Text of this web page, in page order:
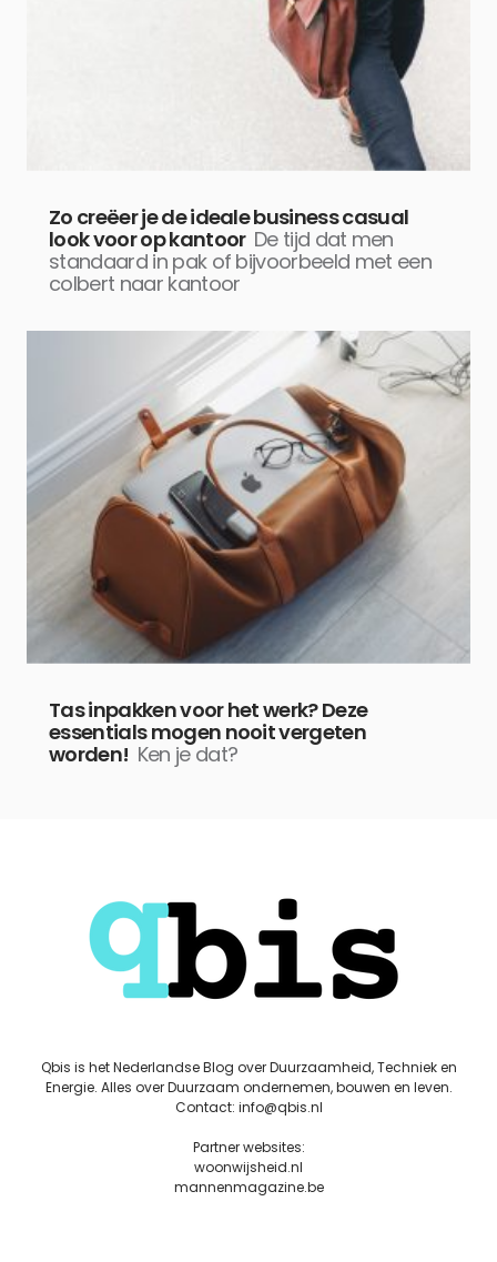
Zo creëer je de ideale business casual
look voor op kantoor De tijd dat men
standaard in pak of bijvoorbeeld met een
colbert naar kantoor
Tas inpakken voor het werk? Deze
essentials mogen nooit vergeten
worden! Ken je dat?
Qbis is het Nederlandse Blog over Duurzaamheid, Techniek en
Energie. Alles over Duurzaam ondernemen, bouwen en leven.
Contact: info@qbis.nl
Partner websites:
woonwijsheid.nl
mannenmagazine.be